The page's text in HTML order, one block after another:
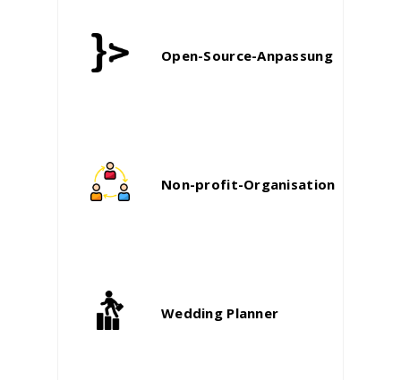
Open-Source-Anpassung
Non-profit-Organisation
Wedding Planner